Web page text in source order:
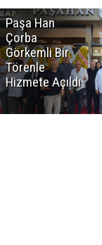
Paşa Han
Çorba
Görkemli Bir
Törenle
Hizmete Açıldı